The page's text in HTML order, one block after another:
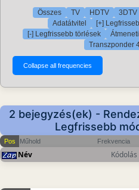
Összes TV HDTV 3DTV
Adatátvitel
[+]
[-] Legfrissebb törlések
Transzponder
2 bejegyzés(ek) -
Legfrissebb
Pos Műhold Frekvencia
Név Kódolás